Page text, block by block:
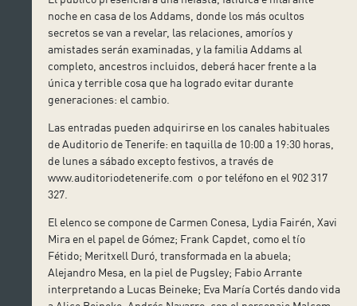
noche en casa de los Addams, donde los más ocultos
secretos se van a revelar, las relaciones, amoríos y
amistades serán examinadas, y la familia Addams al
completo, ancestros incluidos, deberá hacer frente a la
única y terrible cosa que ha logrado evitar durante
generaciones: el cambio.
Las entradas pueden adquirirse en los canales habituales
de Auditorio de Tenerife: en taquilla de 10:00 a 19:30 horas,
de lunes a sábado excepto festivos, a través de
www.auditoriodetenerife.com o por teléfono en el 902 317
327.
El elenco se compone de Carmen Conesa, Lydia Fairén, Xavi
Mira en el papel de Gómez; Frank Capdet, como el tío
Fétido; Meritxell Duró, transformada en la abuela;
Alejandro Mesa, en la piel de Pugsley; Fabio Arrante
interpretando a Lucas Beineke; Eva María Cortés dando vida